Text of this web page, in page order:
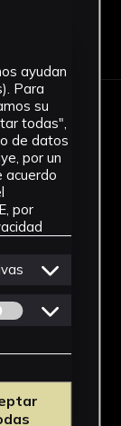
ayudan
Para
su
todas",
de datos
por un
acuerdo
por
cookies